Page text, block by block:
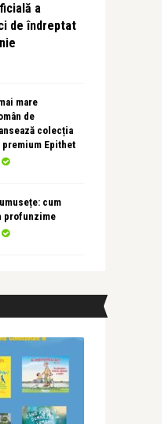
a
de îndreptat
mare
de
colecția
Epithet
cum
profunzime